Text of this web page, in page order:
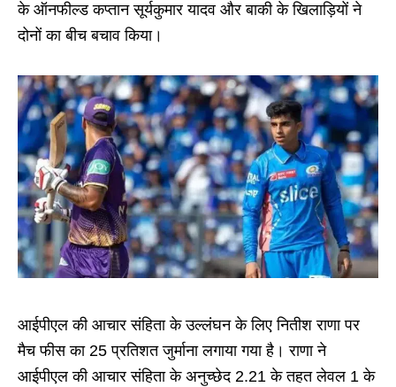
के ऑनफील्ड कप्तान सूर्यकुमार यादव और बाकी के खिलाड़ियों ने
दोनों का बीच बचाव किया।
आईपीएल की आचार संहिता के उल्लंघन के लिए नितीश राणा पर
मैच फीस का 25 प्रतिशत जुर्माना लगाया गया है। राणा ने
आईपीएल की आचार संहिता के अनुच्छेद 2.21 के तहत लेवल 1 के